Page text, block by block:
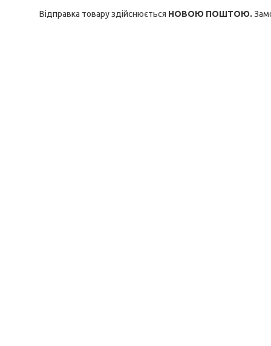
Відправка товару здійснюється НОВОЮ ПОШТОЮ.